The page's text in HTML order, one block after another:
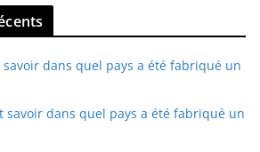
savoir dans quel pays a été fabriqué un
savoir dans quel pays a été fabriqué un